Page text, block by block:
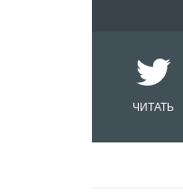
ЧИТАТЬ